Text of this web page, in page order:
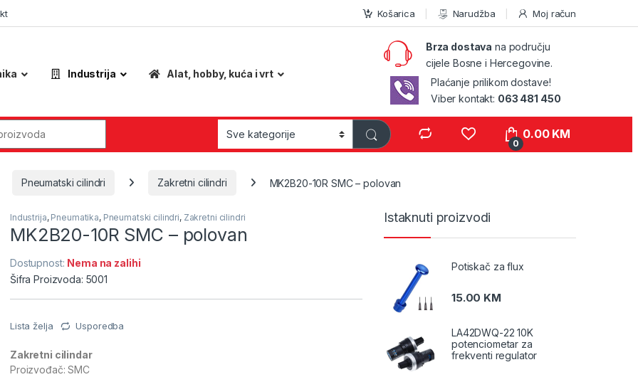
Košarica Narudžba Moj račun
Industrija Alat, hobby, kuća i vrt
Brza dostava na području
cijele Bosne i Hercegovine.
Plaćanje prilikom dostave!
Viber kontakt: 063 481 450
0
0.00 KM
Pneumatski cilindri Zakretni cilindri MK2B20-10R SMC – polovan
Industrija, Pneumatika, Pneumatski cilindri, Zakretni cilindri
MK2B20-10R SMC – polovan
Dostupnost: Nema na zalihi
Šifra Proizvoda: 5001
Lista želja Usporedba
Zakretni cilindar
Proizvođač: SMC
Istaknuti proizvodi
Potiskač za flux
15.00 KM
LA42DWQ-22 10K
potenciometar za
frekventi regulator